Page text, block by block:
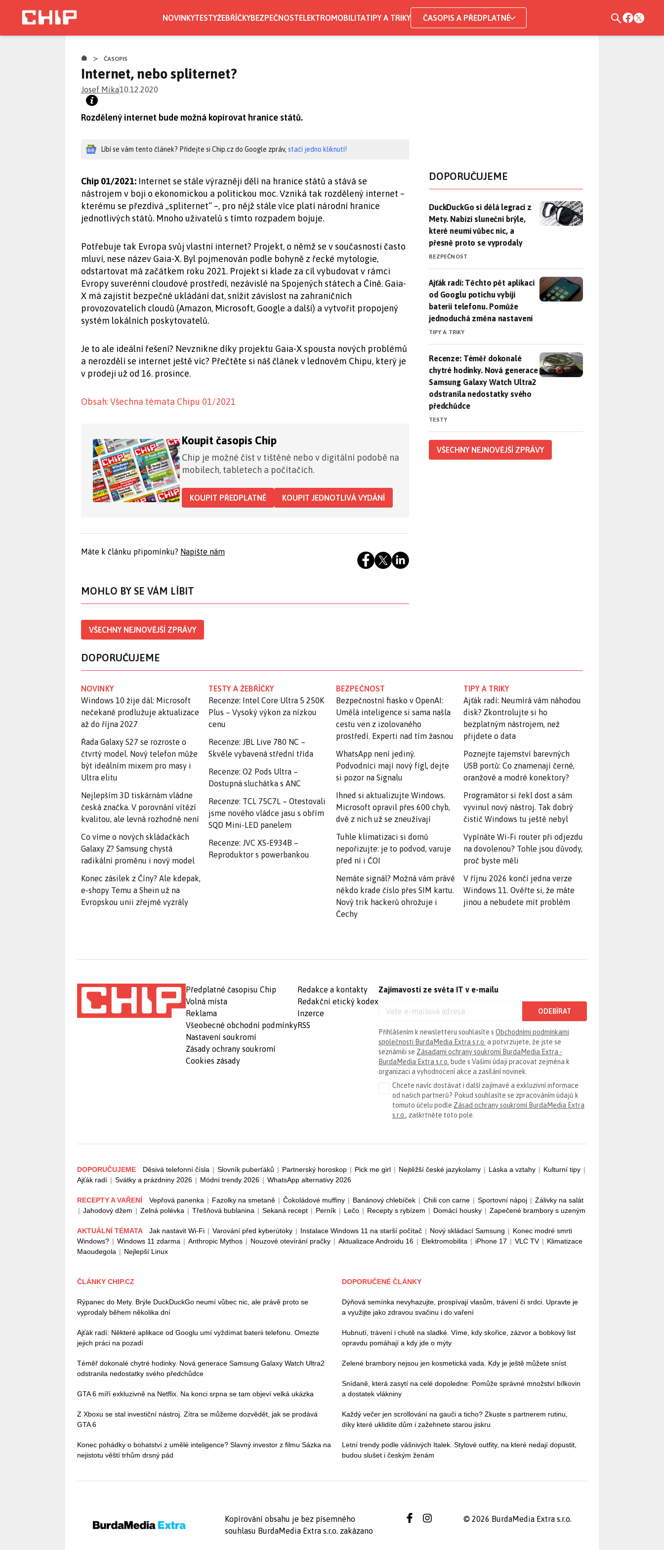
NOVINKYTESTYŽEBŘÍČKYBEZPEČNOSTELEKTROMOBILITATIPY A TRIKY ČASOPIS A PŘEDPLATNÉ
> ČASOPIS
Internet, nebo spliternet?
Josef Mika10.12.2020
Rozdělený internet bude možná kopírovat hranice států.
Líbí se vám tento článek? Přidejte si Chip.cz do Google zpráv, stačí jedno kliknutí!
Chip 01/2021: Internet se stále výrazněji dělí na hranice států a stává se
nástrojem v boji o ekonomickou a politickou moc. Vzniká tak rozdělený internet –
kterému se přezdívá „spliternet“ –, pro nějž stále více platí národní hranice
jednotlivých států. Mnoho uživatelů s tímto rozpadem bojuje.
Potřebuje tak Evropa svůj vlastní internet? Projekt, o němž se v současnosti často
mluví, nese název Gaia-X. Byl pojmenován podle bohyně z řecké mytologie,
odstartovat má začátkem roku 2021. Projekt si klade za cíl vybudovat v rámci
Evropy suverénní cloudové prostředí, nezávislé na Spojených státech a Číně. Gaia-
X má zajistit bezpečné ukládání dat, snížit závislost na zahraničních
provozovatelích cloudů (Amazon, Microsoft, Google a další) a vytvořit propojený
systém lokálních poskytovatelů.
Je to ale ideální řešení? Nevznikne díky projektu Gaia-X spousta nových problémů
a nerozdělí se internet ještě víc? Přečtěte si náš článek v lednovém Chipu, který je
v prodeji už od 16. prosince.
Obsah: Všechna témata Chipu 01/2021
Koupit časopis Chip
Chip je možné číst v tištěné nebo v digitální podobě na
mobilech, tabletech a počítačích.
KOUPIT PŘEDPLATNÉ KOUPIT JEDNOTLIVÁ VYDÁNÍ
Máte k článku připomínku? Napište nám
MOHLO BY SE VÁM LÍBIT
VŠECHNY NEJNOVĚJŠÍ ZPRÁVY
DOPORUČUJEME
DuckDuckGo si dělá legraci z Mety. Nabízí sluneční brýle, které
DuckDuckGo si dělá legraci z
Mety. Nabízí sluneční brýle,
které neumí vůbec nic, a
přesně proto se vyprodaly
BEZPEČNOST
Ajťák radí: Těchto pět aplikací od Googlu potichu vybíjí baterii
Ajťák radí: Těchto pět aplikací
od Googlu potichu vybíjí
baterii telefonu. Pomůže
jednoduchá změna nastavení
TIPY A TRIKY
Recenze: Téměř dokonalé chytré hodinky. Nová generace
Recenze: Téměř dokonalé
chytré hodinky. Nová generace
Samsung Galaxy Watch Ultra2
odstranila nedostatky svého
předchůdce
TESTY
VŠECHNY NEJNOVĚJŠÍ ZPRÁVY
DOPORUČUJEME
NOVINKY
Windows 10 žije dál: Microsoft
nečekaně prodlužuje aktualizace
až do října 2027
Řada Galaxy S27 se rozroste o
čtvrtý model. Nový telefon může
být ideálním mixem pro masy i
Ultra elitu
Nejlepším 3D tiskárnám vládne
česká značka. V porovnání vítězí
kvalitou, ale levná rozhodně není
Co víme o nových skládačkách
Galaxy Z? Samsung chystá
radikální proměnu i nový model
Konec zásilek z Číny? Ale kdepak,
e-shopy Temu a Shein už na
Evropskou unii zřejmě vyzrály
TESTY A ŽEBŘÍČKY
Recenze: Intel Core Ultra 5 250K
Plus – Vysoký výkon za nízkou
cenu
Recenze: JBL Live 780 NC –
Skvěle vybavená střední třída
Recenze: O2 Pods Ultra –
Dostupná sluchátka s ANC
Recenze: TCL 75C7L – Otestovali
jsme nového vládce jasu s obřím
SQD Mini-LED panelem
Recenze: JVC XS-E934B –
Reproduktor s powerbankou
BEZPEČNOST
Bezpečnostní fiasko v OpenAI:
Umělá inteligence si sama našla
cestu ven z izolovaného
prostředí. Experti nad tím žasnou
WhatsApp není jediný.
Podvodníci mají nový fígl, dejte
si pozor na Signalu
Ihned si aktualizujte Windows.
Microsoft opravil přes 600 chyb,
dvě z nich už se zneužívají
Tuhle klimatizaci si domů
nepořizujte: je to podvod, varuje
před ní i ČOI
Nemáte signál? Možná vám právě
někdo krade číslo přes SIM kartu.
Nový trik hackerů ohrožuje i
Čechy
TIPY A TRIKY
Ajťák radí: Neumírá vám náhodou
disk? Zkontrolujte si ho
bezplatným nástrojem, než
přijdete o data
Poznejte tajemství barevných
USB portů: Co znamenají černé,
oranžové a modré konektory?
Programátor si řekl dost a sám
vyvinul nový nástroj. Tak dobrý
čistič Windows tu ještě nebyl
Vypínáte Wi-Fi router při odjezdu
na dovolenou? Tohle jsou důvody,
proč byste měli
V říjnu 2026 končí jedna verze
Windows 11. Ověřte si, že máte
jinou a nebudete mít problém
Předplatné časopisu Chip
Volná místa
Reklama
Všeobecné obchodní podmínky
Nastavení soukromí
Zásady ochrany soukromí
Cookies zásady
Redakce a kontakty
Redakční etický kodex
Inzerce
RSS
Zajímavosti ze světa IT v e-mailu
ODEBÍRAT
Přihlášením k newsletteru souhlasíte s Obchodními podmínkami
společnosti BurdaMedia Extra s.r.o. a potvrzujete, že jste se
seznámili se Zásadami ochrany soukromí BurdaMedia Extra -
BurdaMedia Extra s.r.o. bude s Vašimi údaji pracovat zejména k
organizaci a vyhodnocení akce a zasílání novinek.
Chcete navíc dostávat i další zajímavé a exkluzivní informace
od našich partnerů? Pokud souhlasíte se zpracováním údajů k
tomuto účelu podle Zásad ochrany soukromí BurdaMedia Extra
s.r.o. , zaškrtněte toto pole.
DOPORUČUJEME Děsivá telefonní čísla | Slovník puberťáků | Partnerský horoskop | Pick me girl | Nejtěžší české jazykolamy | Láska a vztahy | Kulturní tipy |
Ajťák radí | Svátky a prázdniny 2026 | Módní trendy 2026 | WhatsApp alternativy 2026
RECEPTY A VAŘENÍ Vepřová panenka | Fazolky na smetaně | Čokoládové muffiny | Banánový chlebíček | Chili con carne | Sportovní nápoj | Zálivky na salát
| Jahodový džem | Zelná polévka | Třešňová bublanina | Sekaná recept | Perník | Lečo | Recepty s rybízem | Domácí housky | Zapečené brambory s uzeným
AKTUÁLNÍ TÉMATA Jak nastavit Wi-Fi | Varování před kyberútoky | Instalace Windows 11 na starší počítač | Nový skládací Samsung | Konec modré smrti
Windows? | Windows 11 zdarma | Anthropic Mythos | Nouzové otevírání pračky | Aktualizace Androidu 16 | Elektromobilita | iPhone 17 | VLC TV | Klimatizace
Maoudegola | Nejlepší Linux
ČLÁNKY CHIP.CZ
Rýpanec do Mety. Brýle DuckDuckGo neumí vůbec nic, ale právě proto se
vyprodaly během několika dní
Ajťák radí: Některé aplikace od Googlu umí vyždímat baterii telefonu. Omezte
jejich práci na pozadí
Téměř dokonalé chytré hodinky. Nová generace Samsung Galaxy Watch Ultra2
odstranila nedostatky svého předchůdce
GTA 6 míří exkluzivně na Netflix. Na konci srpna se tam objeví velká ukázka
Z Xboxu se stal investiční nástroj. Zítra se můžeme dozvědět, jak se prodává
GTA 6
Konec pohádky o bohatství z umělé inteligence? Slavný investor z filmu Sázka na
nejistotu věští trhům drsný pád
DOPORUČENÉ ČLÁNKY
Dýňová semínka nevyhazujte, prospívají vlasům, trávení či srdci. Upravte je
a využijte jako zdravou svačinu i do vaření
Hubnutí, trávení i chutě na sladké. Víme, kdy skořice, zázvor a bobkový list
opravdu pomáhají a kdy jde o mýty
Zelené brambory nejsou jen kosmetická vada. Kdy je ještě můžete sníst
Snídaně, která zasytí na celé dopoledne: Pomůže správné množství bílkovin
a dostatek vlákniny
Každý večer jen scrollování na gauči a ticho? Zkuste s partnerem rutinu,
díky které uklidíte dům i zažehnete starou jiskru
Letní trendy podle vášnivých Italek. Stylové outfity, na které nedají dopustit,
budou slušet i českým ženám
Kopírování obsahu je bez písemného
souhlasu BurdaMedia Extra s.r.o. zakázano
© 2026 BurdaMedia Extra s.r.o.